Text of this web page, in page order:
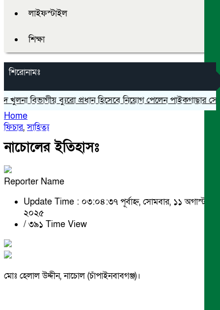
লাইফস্টাইল
শিক্ষা
শিরোনামঃ
বিভাগীয় ব্যুরো প্রধান হিসেবে নিয়োগ পেলেন পাইকগাছার সোহেল
Home
ফিচার,সাহিত্য
নাচোলের ইতিহাসঃ
Reporter Name
Update Time : ০৩:০৪:৩৭ পূর্বাহ্ন, সোমবার, ১১ অগাস্ট
২০২৫
/ ৩৯১ Time View
মোঃ হেলাল উদ্দীন, নাচোল (চাঁপাইনবাবগঞ্জ)।